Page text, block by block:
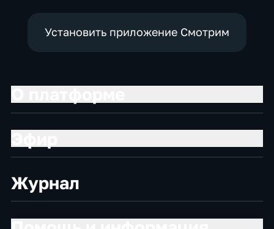
Установить приложение Смотрим
Журнал